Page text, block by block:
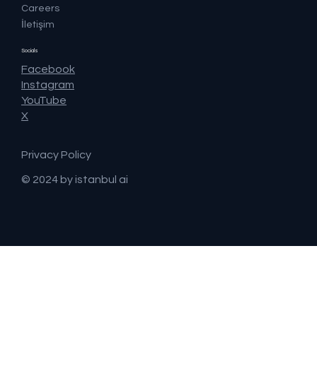
Careers
İletişim
Socials
Facebook
Instagram
YouTube
X
© 2024 by istanbul ai
Privacy Policy